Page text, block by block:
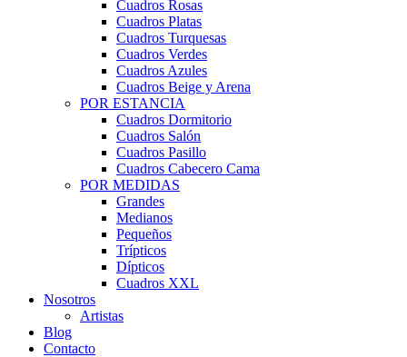
Cuadros Rosas
Cuadros Platas
Cuadros Turquesas
Cuadros Verdes
Cuadros Azules
Cuadros Beige y Arena
POR ESTANCIA
Cuadros Dormitorio
Cuadros Salón
Cuadros Pasillo
Cuadros Cabecero Cama
POR MEDIDAS
Grandes
Medianos
Pequeños
Trípticos
Dípticos
Cuadros XXL
Nosotros
Artistas
Blog
Contacto